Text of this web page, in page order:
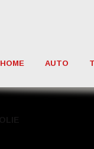
HOME AUTO